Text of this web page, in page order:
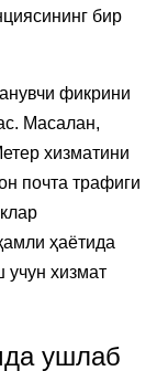
бир
фикрини
Масалан,
хизматини
почта трафиги
ҳаётида
учун хизмат
ушлаб